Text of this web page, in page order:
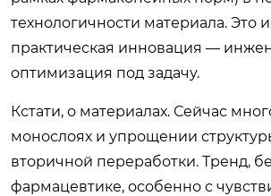
технологичности материала. Это и
практическая инновация —
оптимизация под задачу.
Кстати, о материалах. Сейчас
монослоях и упрощении
вторичной переработки. Тренд,
фармацевтике, особенно с